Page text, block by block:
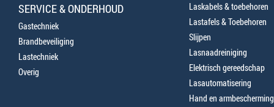
SERVICE & ONDERHOUD
Gastechniek
Brandbeveiliging
Lastechniek
Overig
Laskabels & toebehoren
Lastafels & Toebehoren
Slijpen
Lasnaadreiniging
Elektrisch gereedschap
Lasautomatisering
Hand en armbescherming